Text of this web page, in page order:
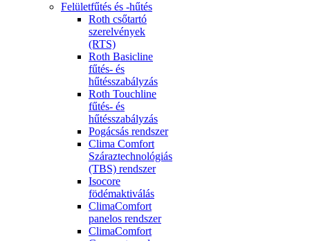
Felületfűtés és -hűtés
Roth csőtartó
szerelvények
(RTS)
Roth Basicline
fűtés- és
hűtésszabályzás
Roth Touchline
fűtés- és
hűtésszabályzás
Pogácsás rendszer
Clima Comfort
Száraztechnológiás
(TBS) rendszer
Isocore
födémaktiválás
ClimaComfort
panelos rendszer
ClimaComfort